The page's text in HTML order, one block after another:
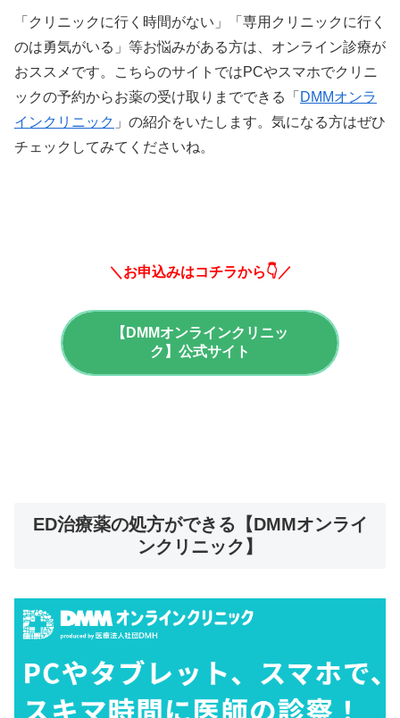
「クリニックに行く時間がない」「専用クリニックに行く
のは勇気がいる」等お悩みがある方は、オンライン診療が
おススメです。こちらのサイトではPCやスマホでクリニ
ックの予約からお薬の受け取りまでできる「 DMMオンラ
インクリニック 」の紹介をいたします。気になる方はぜひ
チェックしてみてくださいね。
＼お申込みはコチラから👇／
【DMMオンラインクリニッ
ク】公式サイト
ED治療薬の処方ができる【DMMオンライ
ンクリニック】